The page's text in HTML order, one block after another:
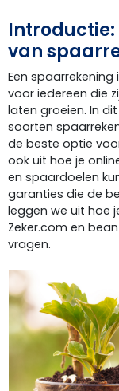
Introductie:
van
Een
voor iedereen die
laten groeien. In
soorten
de beste optie
ook uit hoe je
en spaardoelen
garanties die de
leggen we uit hoe
Zeker.com en
vragen.